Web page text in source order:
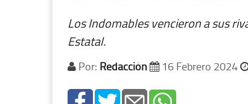
Los Indomables vencieron a sus
Estatal.
Por: Redacción 16 Febrero 2024